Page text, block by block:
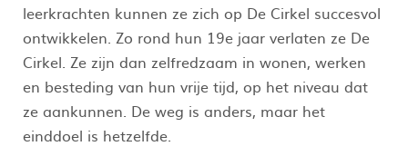
leerkrachten kunnen ze zich op De Cirkel succesvol
ontwikkelen. Zo rond hun 19e jaar verlaten ze De
Cirkel. Ze zijn dan zelfredzaam in wonen, werken
en besteding van hun vrije tijd, op het niveau dat
ze aankunnen. De weg is anders, maar het
einddoel is hetzelfde.